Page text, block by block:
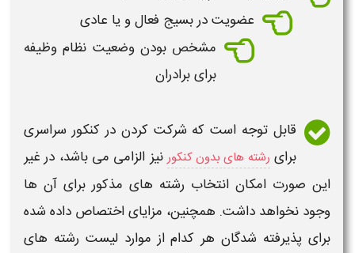
عضویت در بسیج فعال و یا عادی
مشخص بودن وضعیت نظام وظیفه
برای برادران
قابل توجه است که شرکت کردن در کنکورسراسری
برای رشته های بدون کنکورنیز الزامی می باشد، در غیر
این صورت امکان انتخاب رشته های مذکور برای آن ها
وجود نخواهد داشت. همچنین، مزایای اختصاص داده شده
برای پذیرفته شدگان هر کدام از مواردلیست رشته های